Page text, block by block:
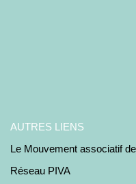
AUTRES LIENS
Le Mouvement associatif
Réseau PIVA